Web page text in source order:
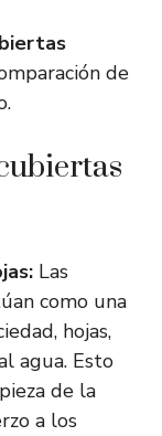
de
Las
como una
hojas,
agua. Esto
de la
a los